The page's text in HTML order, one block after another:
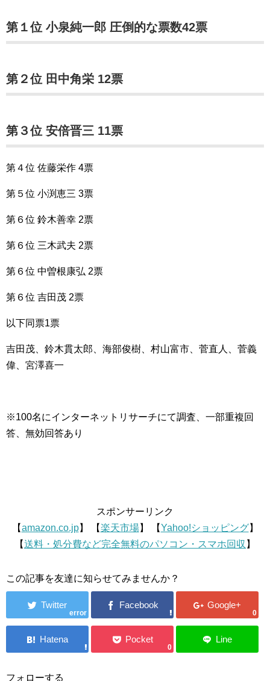
第１位 小泉純一郎 圧倒的な票数42票
第２位 田中角栄 12票
第３位 安倍晋三 11票
第４位 佐藤栄作 4票
第５位 小渕恵三 3票
第６位 鈴木善幸 2票
第６位 三木武夫 2票
第６位 中曽根康弘 2票
第６位 吉田茂 2票
以下同票1票
吉田茂、鈴木貫太郎、海部俊樹、村山富市、菅直人、菅義
偉、宮澤喜一
※100名にインターネットリサーチにて調査、一部重複回
答、無効回答あり
スポンサーリンク
【amazon.co.jp】 【楽天市場】 【Yahoo!ショッピング】
【送料・処分費など完全無料のパソコン・スマホ回収 】
この記事を友達に知らせてみませんか？
error 0
0
フォローする